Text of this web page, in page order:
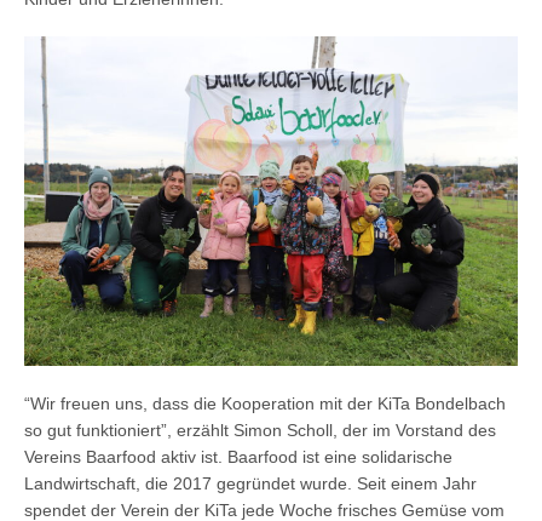
“Wir freuen uns, dass die Kooperation mit der KiTa Bondelbach
so gut funktioniert”, erzählt Simon Scholl, der im Vorstand des
Vereins Baarfood aktiv ist. Baarfood ist eine solidarische
Landwirtschaft, die 2017 gegründet wurde. Seit einem Jahr
spendet der Verein der KiTa jede Woche frisches Gemüse vom